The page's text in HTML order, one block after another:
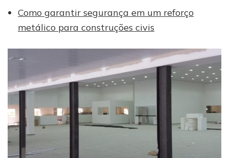
Como garantir segurança em um reforço
metálico para construções civis